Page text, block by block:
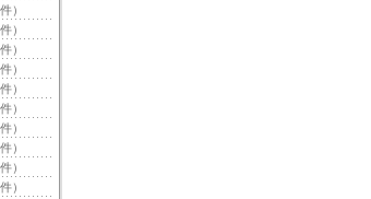
）
）
）
）
）
）
）
）
）
）